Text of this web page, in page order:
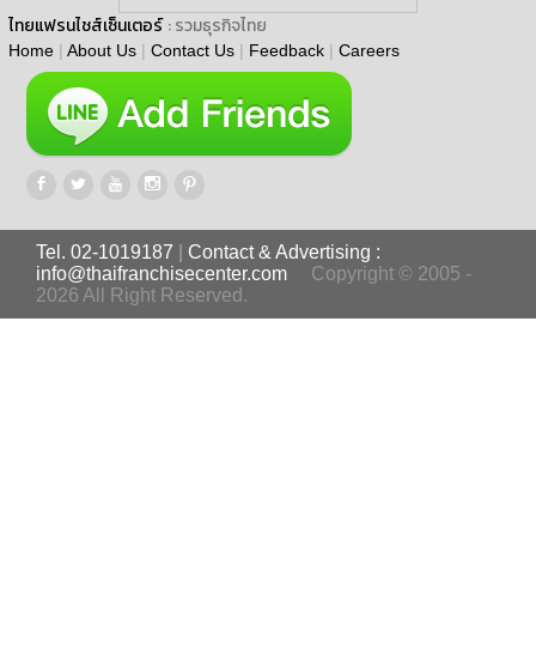
ไทยแฟรนไชส์เซ็นเตอร์ : รวมธุรกิจไทย
Home | About Us | Contact Us | Feedback | Careers
Tel. 02-1019187
Contact & Advertising :
info@thaifranchisecenter.com
Copyright © 2005 -
2026 All Right Reserved.